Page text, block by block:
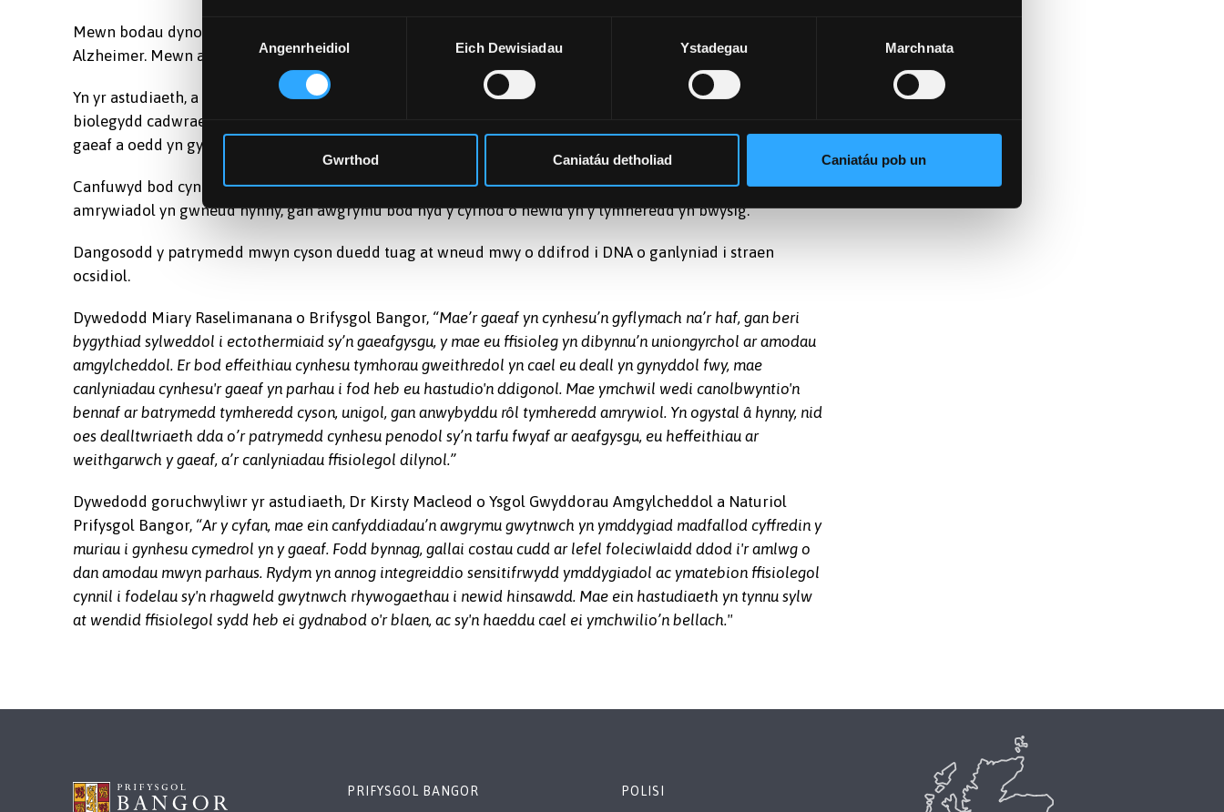
Angenrheidiol Eich Dewisiadau Ystadegau Marchnata
Gwrthod Caniatáu detholiad Caniatáu pob un
Mewn bodau dynol, credir bod straen ocsidiol yn gysylltiedig â datblygiad canser, clefyd Parkinson a chlefyd
Alzheimer. Mewn anifeiliaid, mae’n gysylltiedig â heneiddio, lleihad yn y gallu i oroesi, a llai o ffrwythlondeb.
Yn yr astudiaeth, a gyhoeddwyd yn yJournal of Experimental Biology
ac o dan arweiniad Miary Raselimanana,
biolegydd cadwraeth, amlygwyd y madfallod i dair triniaeth am 3 mis a hanner, sef gaeaf oer nodweddiadol,
gaeaf a oedd yn gynnes ac yn fwyn yn gyson, a thymheredd gaeaf a oedd yn amrywio.
Canfuwyd bod cynhesu mwyn a chyson yn cynyddu gweithgarwch yn sylweddol, ond nid oedd y patrymedd
amrywiadol yn gwneud hynny, gan awgrymu bod hyd y cyfnod o newid yn y tymheredd yn bwysig.
Dangosodd y patrymedd mwyn cyson duedd tuag at wneud mwy o ddifrod i DNA o ganlyniad i straen
ocsidiol.
Dywedodd Miary Raselimanana o Brifysgol Bangor, “Mae’r gaeaf yn cynhesu’n gyflymach na’r haf, gan beri
bygythiad sylweddol i ectothermiaid sy’n gaeafgysgu, y mae eu ffisioleg yn dibynnu’n uniongyrchol ar amodau
amgylcheddol. Er bod effeithiau cynhesu tymhorau gweithredol yn cael eu deall yn gynyddol fwy, mae
canlyniadau cynhesu'r gaeaf yn parhau i fod heb eu hastudio'n ddigonol. Mae ymchwil wedi canolbwyntio'n
bennaf ar batrymedd tymheredd cyson, unigol, gan anwybyddu rôl tymheredd amrywiol. Yn ogystal â hynny, nid
oes dealltwriaeth dda o’r patrymedd cynhesu penodol sy’n tarfu fwyaf ar aeafgysgu, eu heffeithiau ar
weithgarwch y gaeaf, a’r canlyniadau ffisiolegol dilynol.”
Dywedodd goruchwyliwr yr astudiaeth, Dr Kirsty Macleod o Ysgol Gwyddorau Amgylcheddol a Naturiol
Prifysgol Bangor, “Ar y cyfan, mae ein canfyddiadau’n awgrymu gwytnwch yn ymddygiad madfallod cyffredin y
muriau i gynhesu cymedrol yn y gaeaf. Fodd bynnag, gallai costau cudd ar lefel foleciwlaidd ddod i'r amlwg o
dan amodau mwyn parhaus. Rydym yn annog integreiddio sensitifrwydd ymddygiadol ac ymatebion ffisiolegol
cynnil i fodelau sy'n rhagweld gwytnwch rhywogaethau i newid hinsawdd. Mae ein hastudiaeth yn tynnu sylw
at wendid ffisiolegol sydd heb ei gydnabod o'r blaen, ac sy'n haeddu cael ei ymchwilio’n bellach."
PRIFYSGOL BANGOR POLISI